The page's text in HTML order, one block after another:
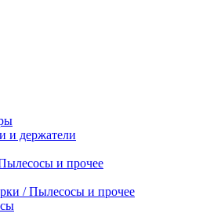
и держатели
и прочее
/ Пылесосы и прочее